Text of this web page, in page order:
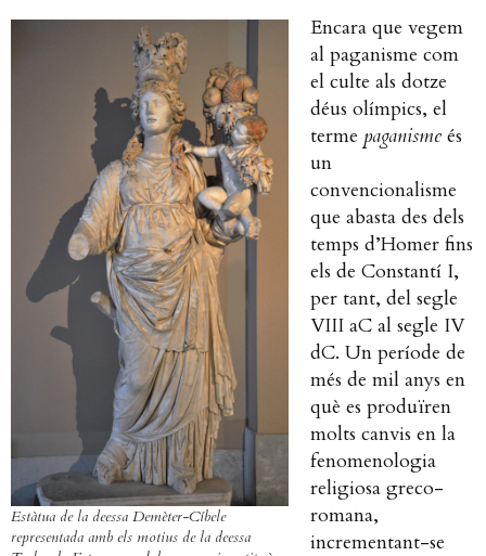
Estàtua de la deessa Demèter-Cíbele
representada amb els motius de la deessa
Encara que vegem
al paganisme com
el culte als dotze
déus olímpics, el
terme paganisme és
un
convencionalisme
que abasta des dels
temps d’Homer fins
els de Constantí I,
per tant, del segle
VIII aC al segle IV
dC. Un període de
més de mil anys en
què es produïren
molts canvis en la
fenomenologia
religiosa greco-
romana,
incrementant-se